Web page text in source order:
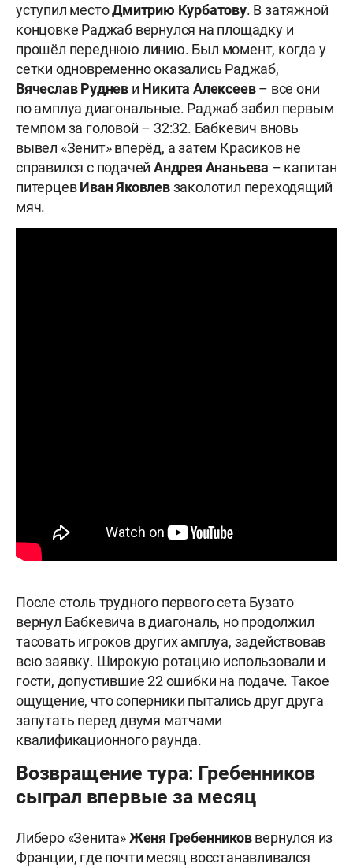
уступил местоДмитрию Курбатову. В затяжной
концовке Раджаб вернулся на площадку и
прошёл переднюю линию. Был момент, когда у
сетки одновременно оказались Раджаб,
Вячеслав Руднев и Никита Алексеев– все они
по амплуа диагональные. Раджаб забил первым
темпом за головой – 32:32. Бабкевич вновь
вывел «Зенит» вперёд, а затем Красиков не
справился с подачейАндрея Ананьева – капитан
питерцевИван Яковлевзаколотил переходящий
мяч.
После столь трудного первого сета Бузато
вернул Бабкевича в диагональ, но продолжил
тасовать игроков других амплуа, задействовав
всю заявку. Широкую ротацию использовали и
гости, допустившие 22 ошибки на подаче. Такое
ощущение, что соперники пытались друг друга
запутать перед двумя матчами
квалификационного раунда.
Возвращение тура: Гребенников
сыграл впервые за месяц
Либеро «Зенита»Женя Гребенниковвернулся из
Франции, где почти месяц восстанавливался